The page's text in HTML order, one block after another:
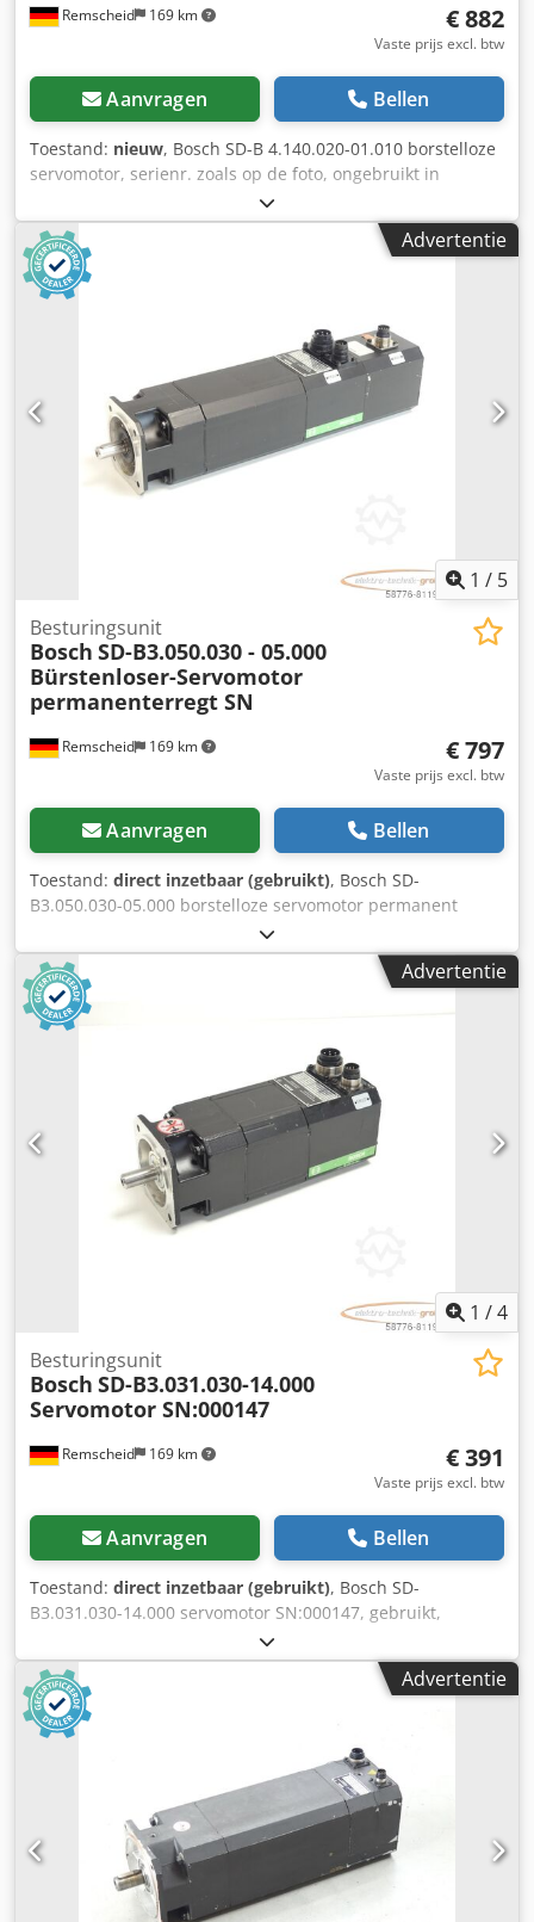
Remscheid 169 km € 882
Vaste prijs excl. btw
Aanvragen Bellen
Toestand: nieuw, Bosch SD-B 4.140.020-01.010 borstelloze
servomotor, serienr. zoals op de foto, ongebruikt in
originele verpakking, 100% functioneel, leveringsomvang
zoals op de foto's, gatafstand van de bevestigingsgaten:
117 x 117 mm, Ø aandrijfas: 25 mm, Codpoi D E Skofx
Apieha
Advertentie
1 / 5
Remscheid 169 km
Besturingsunit
Bosch SD-B3.050.030 - 05.000
Bürstenloser-Servomotor
permanenterregt SN
€ 797
Vaste prijs excl. btw
Aanvragen Bellen
Toestand: direct inzetbaar (gebruikt), Bosch SD-
B3.050.030-05.000 borstelloze servomotor permanent
bekrachtigd, SN, gebruikt, normale gebruikssporen, 100%
functioneel, leveringsomvang conform foto's Chsdpfx Apei
D E S Isija
Advertentie
1 /4
Remscheid 169 km
Besturingsunit
Bosch SD-B3.031.030-14.000
Servomotor SN:000147
€ 391
Vaste prijs excl. btw
Aanvragen Bellen
Toestand: direct inzetbaar (gebruikt), Bosch SD-
B3.031.030-14.000 servomotor SN:000147, gebruikt,
normale gebruikssporen, 100% functioneel,
leveringsomvang conform foto's Cedpfei D E Syex Apisha
Advertentie